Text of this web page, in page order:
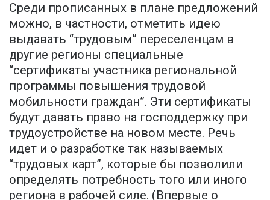
Среди прописанных в плане предложений
можно, в частности, отметить идею
выдавать “трудовым” переселенцам в
другие регионы специальные
“сертификаты участника региональной
программы повышения трудовой
мобильности граждан”. Эти сертификаты
будут давать право на господдержку при
трудоустройстве на новом месте. Речь
идет и о разработке так называемых
“трудовых карт”, которые бы позволили
определять потребность того или иного
региона в рабочей силе. (Впервые о